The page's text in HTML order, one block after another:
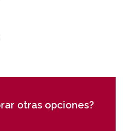
otras opciones?